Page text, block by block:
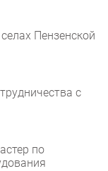
Пензенской
с
по